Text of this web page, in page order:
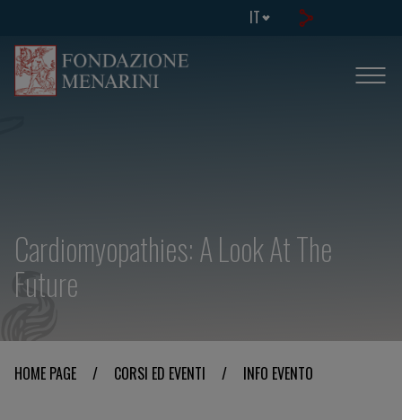
IT
Cardiomyopathies: A Look At The
Future
HOME PAGE / CORSI ED EVENTI / INFO EVENTO